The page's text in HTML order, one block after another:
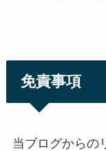
免責事項
当ブログからの